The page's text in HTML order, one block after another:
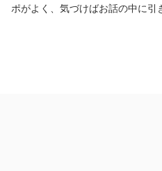
ポがよく、気づけばお話の中に引